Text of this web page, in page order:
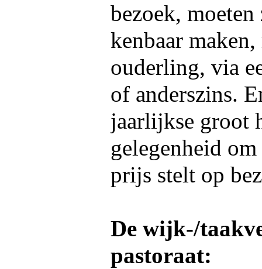
bezoek,
kenbaar
ouderling, via
of anderszins.
jaarlijkse groot
gelegenheid
prijs stelt op
De wijk-/
pastoraat: